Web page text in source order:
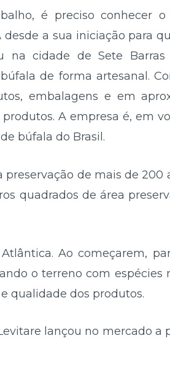
é preciso conhecer
desde a sua iniciação para
na cidade de Sete
de forma artesanal.
embalagens e em
A empresa é, em
búfala do Brasil.
preservação de mais de
quadrados de área
Ao começarem,
o terreno com
qualidade dos produtos.
lançou no mercado